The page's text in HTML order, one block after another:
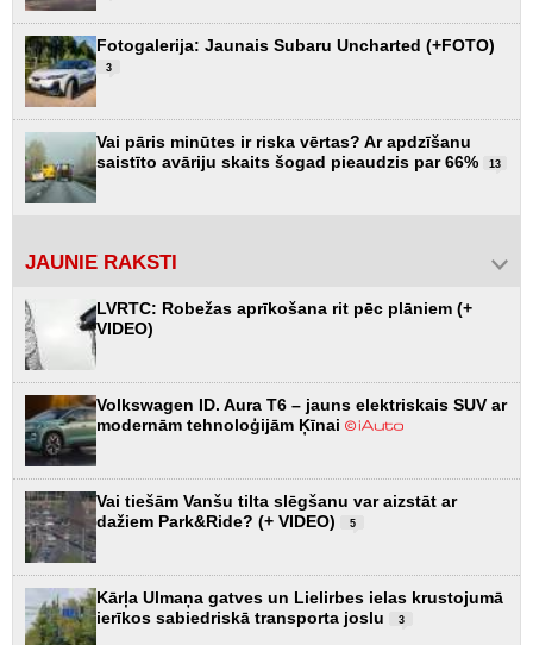
Fotogalerija: Jaunais Subaru Uncharted (+FOTO)
3
Vai pāris minūtes ir riska vērtas? Ar apdzīšanu
saistīto avāriju skaits šogad pieaudzis par 66%
13
JAUNIE RAKSTI
LVRTC: Robežas aprīkošana rit pēc plāniem (+
VIDEO)
Volkswagen ID. Aura T6 – jauns elektriskais SUV ar
modernām tehnoloģijām Ķīnai
Vai tiešām Vanšu tilta slēgšanu var aizstāt ar
dažiem Park&Ride? (+ VIDEO)
5
Kārļa Ulmaņa gatves un Lielirbes ielas krustojumā
ierīkos sabiedriskā transporta joslu
3